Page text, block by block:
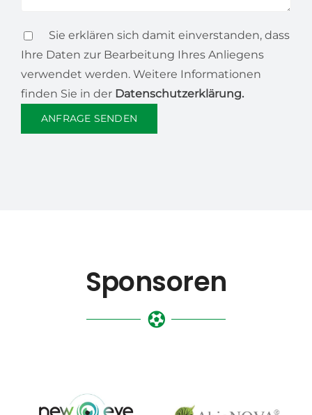
Sie erklären sich damit einverstanden, dass
Ihre Daten zur Bearbeitung Ihres Anliegens
verwendet werden. Weitere Informationen
finden Sie in der Datenschutzerklärung.Bitte lasse
Sponsoren